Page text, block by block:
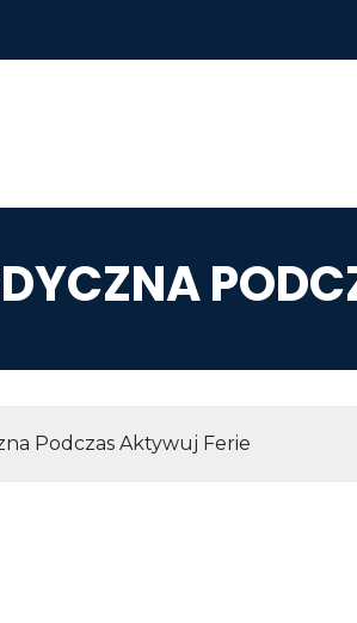
Podczas Aktywuj Ferie